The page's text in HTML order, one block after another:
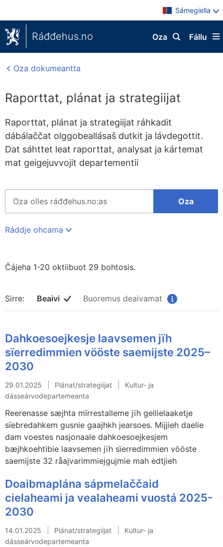
Sámegiella
Ráđđehus.no Fállu
Oza
Oza dokumeantta
Raporttat, plánat ja strategiijat
Raporttat, plánat ja strategiijat ráhkadit
dábálaččat olggobeallásaš dutkit ja lávdegottit.
Dat sáhttet leat raporttat, analysat ja kártemat
mat geigejuvvojit departementii
på
hele
regjeringen.no
Oza
Ráddje ohcama
Čájeha 1-20 oktiibuot 29 bohtosis.
Sirre: Beaivi Buoremus deaivamat
Dahkoesoejkesje laavsemen jïh
sïerredimmien vööste saemijste 2025–
2030
29.01.2025 Plánat/strategiijat
Kultur- ja
dásseárvodepartemeanta
Reerenasse sæjhta mïrrestalleme jïh gellielaaketje
sïebredahkem gusnie gaajhkh jearsoes. Mijjieh daelie
dam voestes nasjonaale dahkoesoejkesjem
bæjhkoehtibie laavsemen jïh sïerredimmien vööste
saemijste 32 råajvarimmiejgujmie mah edtjieh
Doaibmaplána sápmelaččaid
cielaheami ja vealaheami vuostá 2025-
2030
14.01.2025 Plánat/strategiijat
Kultur- ja
dásseárvodepartemeanta